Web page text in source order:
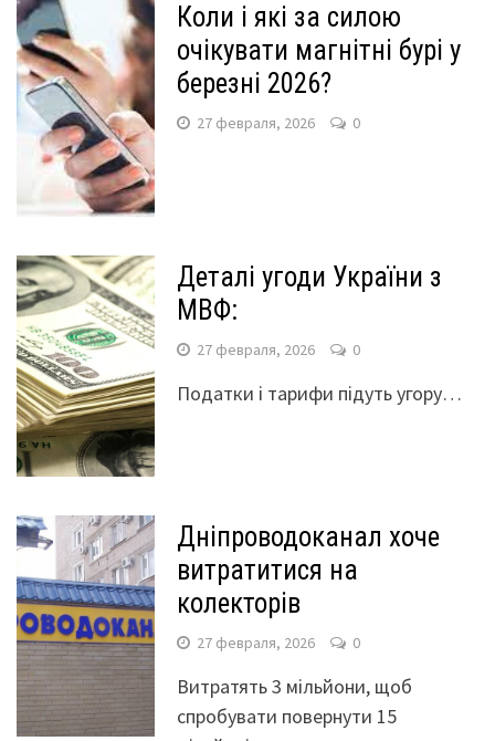
Коли і які за силою
очікувати магнітні бурі у
березні 2026?
27 февраля, 2026 0
Деталі угоди України з
МВФ:
27 февраля, 2026 0
Податки і тарифи підуть угору…
Дніпроводоканал хоче
витратитися на
колекторів
27 февраля, 2026 0
Витратять 3 мільйони, щоб
спробувати повернути 15